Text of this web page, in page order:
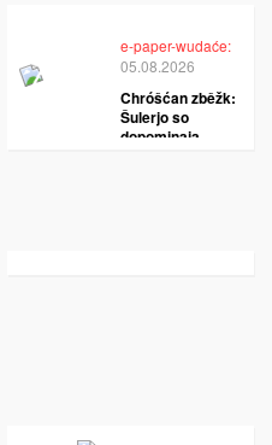
e-paper-wudaće:
05.08.2026
Chróšćan zběžk:
Šulerjo so
dopominaja